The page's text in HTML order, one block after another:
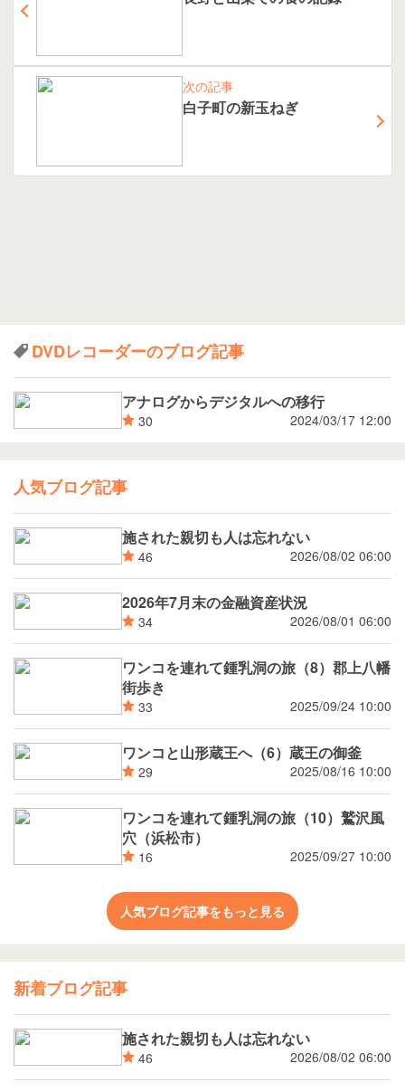
次の記事
白子町の新玉ねぎ
DVDレコーダーのブログ記事
アナログからデジタルへの移行
30 2024/03/17 12:00
人気ブログ記事
施された親切も人は忘れない
46 2026/08/02 06:00
2026年7月末の金融資産状況
34 2026/08/01 06:00
ワンコを連れて鍾乳洞の旅（8）郡上八幡
街歩き
33 2025/09/24 10:00
ワンコと山形蔵王へ（6）蔵王の御釜
29 2025/08/16 10:00
ワンコを連れて鍾乳洞の旅（10）鷲沢風
穴（浜松市）
16 2025/09/27 10:00
人気ブログ記事をもっと見る
新着ブログ記事
施された親切も人は忘れない
46 2026/08/02 06:00